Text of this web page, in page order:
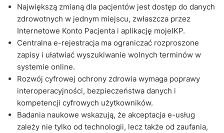
Największą zmianą dla pacjentów jest dostęp do danych
zdrowotnych w jednym miejscu, zwłaszcza przez
Internetowe Konto Pacjenta i aplikację mojeIKP.
Centralna e-rejestracja ma ograniczać rozproszone
zapisy i ułatwiać wyszukiwanie wolnych terminów w
systemie online.
Rozwój cyfrowej ochrony zdrowia wymaga poprawy
interoperacyjności, bezpieczeństwa danych i
kompetencji cyfrowych użytkowników.
Badania naukowe wskazują, że akceptacja e-usług
zależy nie tylko od technologii, lecz także od zaufania,